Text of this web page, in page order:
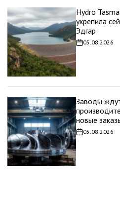
Hydro
укрепила
Эдгар
Дата
записи
05.08.2026
Заводы
новые
Дата05.08.2026